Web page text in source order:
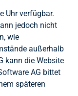
Uhr verfügbar.
jedoch nicht
wie
außerhalb
kann die Website
AG bittet
späteren